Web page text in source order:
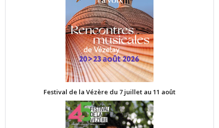
Festival de la Vézère du 7 juillet au 11 août